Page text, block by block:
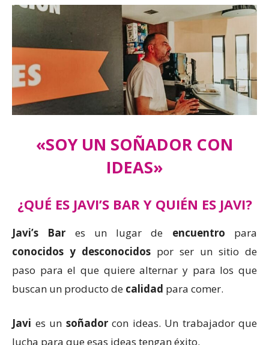
«SOY UN SOÑADOR CON
IDEAS»
¿QUÉ ES JAVI’S BAR Y QUIÉN ES JAVI?
Javi’s Bar es un lugar de encuentro para
conocidos y desconocidos por ser un sitio de
paso para el que quiere alternar y para los que
buscan un producto de calidad para comer.
Javi es un soñadorcon ideas. Un trabajador que
lucha para que esas ideas tengan éxito.